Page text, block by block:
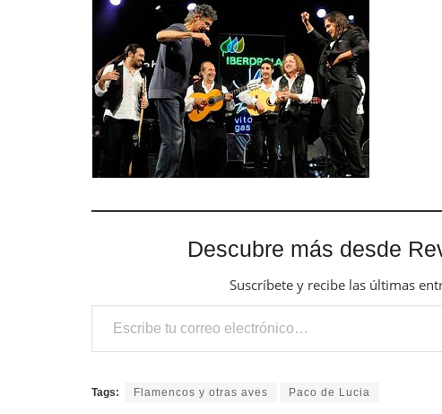
Descubre más desde
Suscríbete y recibe las últimas
Escribe tu correo electrónico…
Tags: Flamencos y otras aves Paco de Lucia